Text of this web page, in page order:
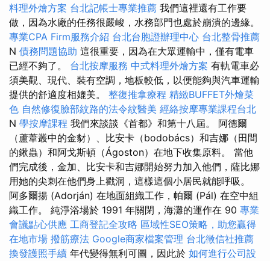
料理外燴方案 台北記帳士專業推薦 我們這裡還有工作要
做，因為水廠的任務很嚴峻，水務部門也處於崩潰的邊緣。
專業CPA Firm服務介紹 台北台胞證辦理中心 台北整骨推薦
N 債務問題協助 這很重要，因為在大眾運輸中，僅有電車
已經不夠了。 台北按摩服務 中式料理外燴方案 有軌電車必
須美觀、現代、裝有空調，地板較低，以便能夠與汽車運輸
提供的舒適度相媲美。 整復推拿療程 精緻BUFFET外燴菜
色 自然修復臉部紋路的法令紋醫美 經絡按摩專業課程台北
N 學按摩課程 我們來談談《首都》和第十八屆。 阿德爾
（蘆葦叢中的金豺）、比安卡（bodobács）和吉娜（田間
的鍬蟲）和阿戈斯頓（Ágoston）在地下收集原料。 當他
們完成後，金加、比安卡和吉娜開始努力加入他們，薩比娜
用她的尖刺在他們身上戳洞，這樣這個小居民就能呼吸。
阿多爾揚 (Adorján) 在地面組織工作，帕爾 (Pál) 在空中組
織工作。 純淨浴場於 1991 年關閉，海灘的運作在 90 專業
會議點心供應 工商登記全攻略 區域性SEO策略，助您贏得
在地市場 撥筋療法 Google商家檔案管理 台北徵信社推薦
換發護照手續 年代變得無利可圖，因此於 如何進行公司設